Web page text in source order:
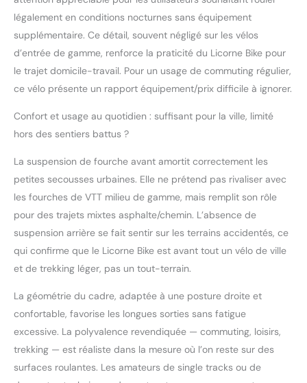
et des vitesses. - - - -
légalement en conditions nocturnes sans équipement
supplémentaire. Ce détail, souvent négligé sur les vélos
d’entrée de gamme, renforce la praticité du Licorne Bike pour
le trajet domicile-travail. Pour un usage de commuting régulier,
ce vélo présente un rapport équipement/prix difficile à ignorer.
Confort et usage au quotidien : suffisant pour la ville, limité
hors des sentiers battus ?
La suspension de fourche avant amortit correctement les
petites secousses urbaines. Elle ne prétend pas rivaliser avec
les fourches de VTT milieu de gamme, mais remplit son rôle
pour des trajets mixtes asphalte/chemin. L’absence de
suspension arrière se fait sentir sur les terrains accidentés, ce
qui confirme que le Licorne Bike est avant tout un vélo de ville
et de trekking léger, pas un tout-terrain.
La géométrie du cadre, adaptée à une posture droite et
confortable, favorise les longues sorties sans fatigue
excessive. La polyvalence revendiquée — commuting, loisirs,
trekking — est réaliste dans la mesure où l’on reste sur des
surfaces roulantes. Les amateurs de single tracks ou de